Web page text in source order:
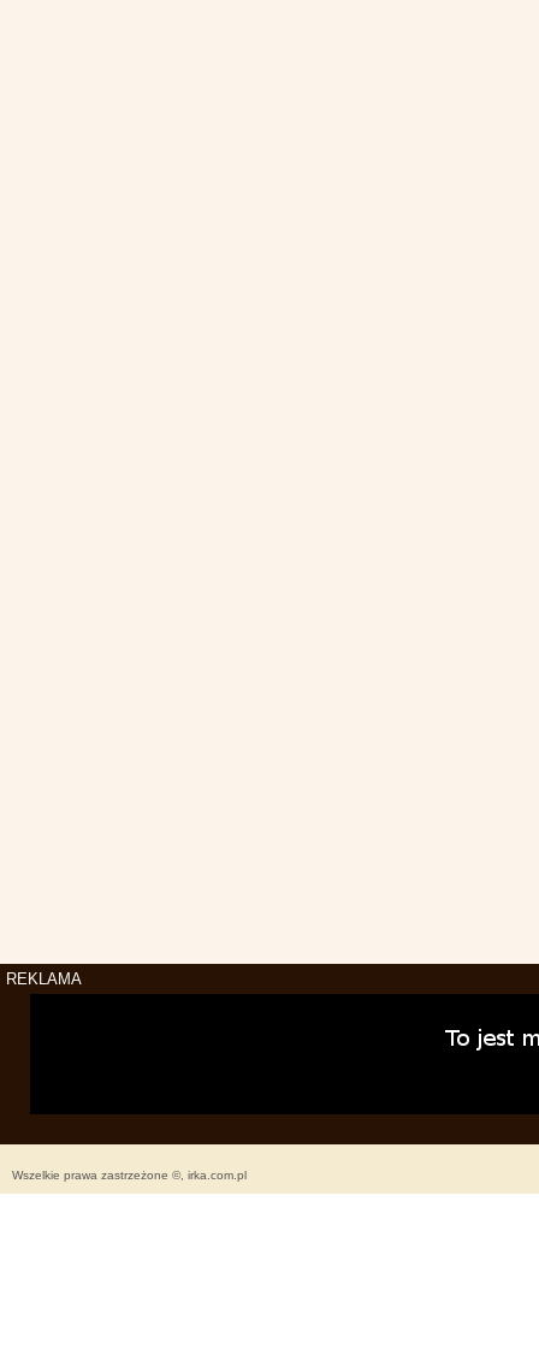
REKLAMA
Wszelkie prawa zastrzeżone ©, irka.com.pl